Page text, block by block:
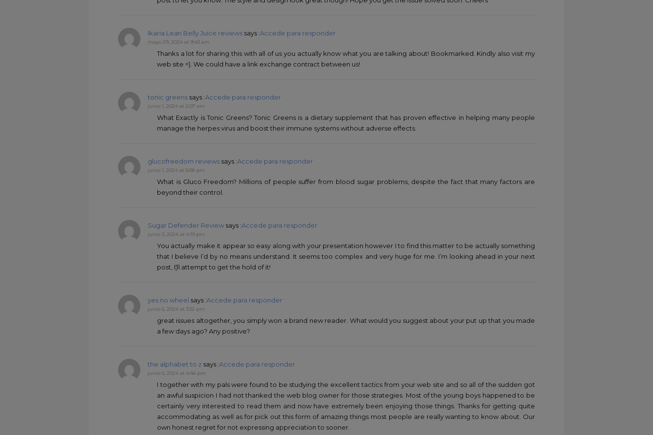
Ikaria Lean Belly Juice reviews says :Accede para responder
mayo 29, 2024 at 9:43 am
Thanks a lot for sharing this with all of us you actually know what you are talking about! Bookmarked. Kindly also visit my
web site =). We could have a link exchange contract between us!
tonic greens says :Accede para responder
junio 1, 2024 at 2:07 am
What Exactly is Tonic Greens? Tonic Greens is a dietary supplement that has proven effective in helping many people
manage the herpes virus and boost their immune systems without adverse effects.
glucofreedom reviews says :Accede para responder
junio 1, 2024 at 5:08 pm
What is Gluco Freedom? Millions of people suffer from blood sugar problems, despite the fact that many factors are
beyond their control.
Sugar Defender Review says :Accede para responder
junio 3, 2024 at 4:19 pm
You actually make it appear so easy along with your presentation however I to find this matter to be actually something
that I believe I’d by no means understand. It seems too complex and very huge for me. I’m looking ahead in your next
post, I¦ll attempt to get the hold of it!
yes no wheel says :Accede para responder
junio 5, 2024 at 3:32 pm
great issues altogether, you simply won a brand new reader. What would you suggest about your put up that you made
a few days ago? Any positive?
the alphabet to z says :Accede para responder
junio 5, 2024 at 4:46 pm
I together with my pals were found to be studying the excellent tactics from your web site and so all of the sudden got
an awful suspicion I had not thanked the web blog owner for those strategies. Most of the young boys happened to be
certainly very interested to read them and now have extremely been enjoying those things. Thanks for getting quite
accommodating as well as for pick out this form of amazing things most people are really wanting to know about. Our
own honest regret for not expressing appreciation to sooner.